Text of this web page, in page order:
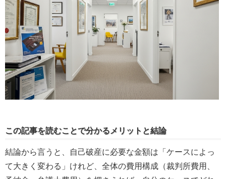
この記事を読むことで分かるメリットと結論
結論から言うと、自己破産に必要な金額は「ケースによっ
て大きく変わる」けれど、全体の費用構成（裁判所費用、